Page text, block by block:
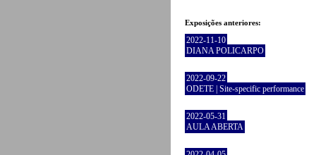
Exposições anteriores:
2022-11-10
DIANA POLICARPO
2022-09-22
ODETE | Site-specific performance
2022-05-31
AULA ABERTA